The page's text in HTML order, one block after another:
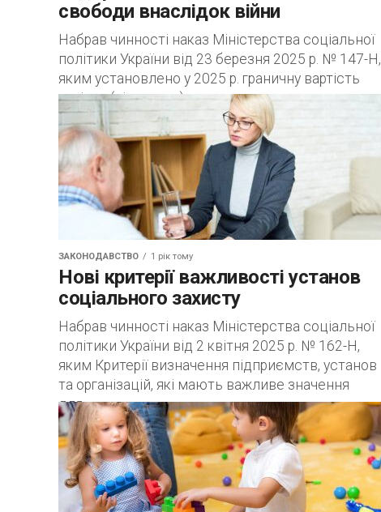
свободи внаслідок війни
Набрав чинності наказ Міністерства соціальної
політики України від 23 березня 2025 р. № 147-Н,
яким установлено у 2025 р. граничну вартість
путівки (ліжко-дня) за надання послуг...
ЗАКОНОДАВСТВО 1 рік тому
Нові критерії важливості установ
соціального захисту
Набрав чинності наказ Міністерства соціальної
політики України від 2 квітня 2025 р. № 162-Н,
яким Критерії визначення підприємств, установ
та організацій, які мають важливе значення
для...